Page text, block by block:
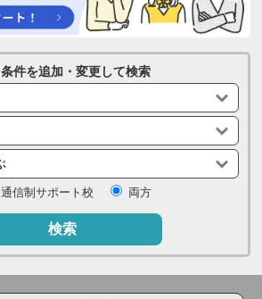
条件を追加・変更して検索
通信制サポート校 両方
検索